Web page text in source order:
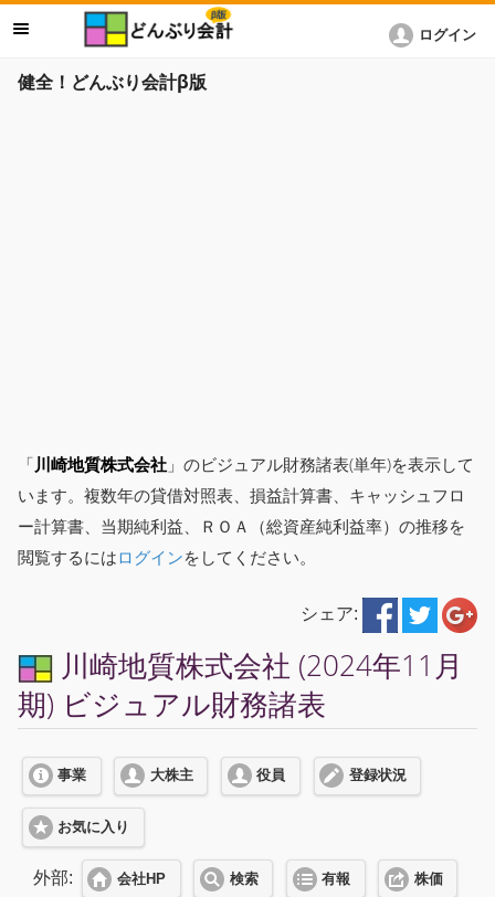
健全！どんぶり会計β版
ログイン
「川崎地質株式会社 」のビジュアル財務諸表(単年)を表示して
います。複数年の貸借対照表、損益計算書、キャッシュフロ
ー計算書、当期純利益、ＲＯＡ（総資産純利益率）の推移を
閲覧するにはログインをしてください。
シェア:
川崎地質株式会社 (2024年11月
期) ビジュアル財務諸表
事業 大株主 役員 登録状況
お気に入り
外部: 会社HP 検索 有報 株価